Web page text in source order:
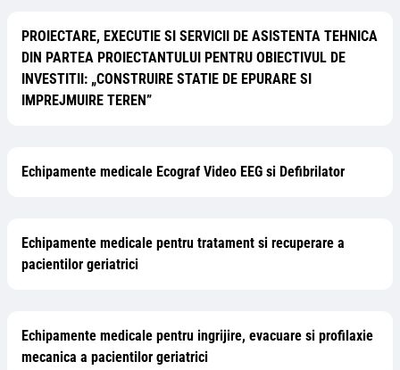
PROIECTARE, EXECUTIE SI SERVICII DE ASISTENTA TEHNICA
DIN PARTEA PROIECTANTULUI PENTRU OBIECTIVUL DE
INVESTITII: „CONSTRUIRE STATIE DE EPURARE SI
IMPREJMUIRE TEREN”
Echipamente medicale Ecograf Video EEG si Defibrilator
Echipamente medicale pentru tratament si recuperare a
pacientilor geriatrici
Echipamente medicale pentru ingrijire, evacuare si profilaxie
mecanica a pacientilor geriatrici